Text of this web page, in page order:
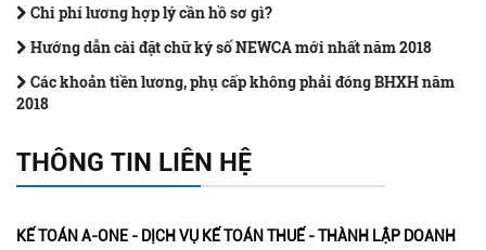
Chi phí lương hợp lý cần hồ sơ gì?
Hướng dẫn cài đặt chữ ký số NEWCA mới nhất năm 2018
Các khoản tiền lương, phụ cấp không phải đóng BHXH năm
2018
THÔNG TIN LIÊN HỆ
KẾ TOÁN A-ONE - DỊCH VỤ KẾ TOÁN THUẾ - THÀNH LẬP DOANH